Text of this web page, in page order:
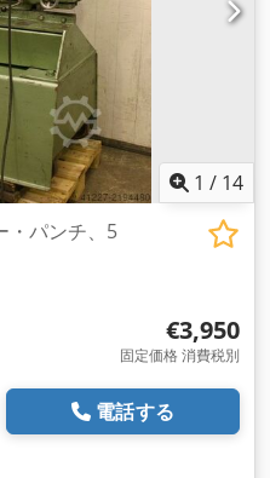
1 / 14
・パンチ、5
€3,950
固定価格 消費税別
電話する